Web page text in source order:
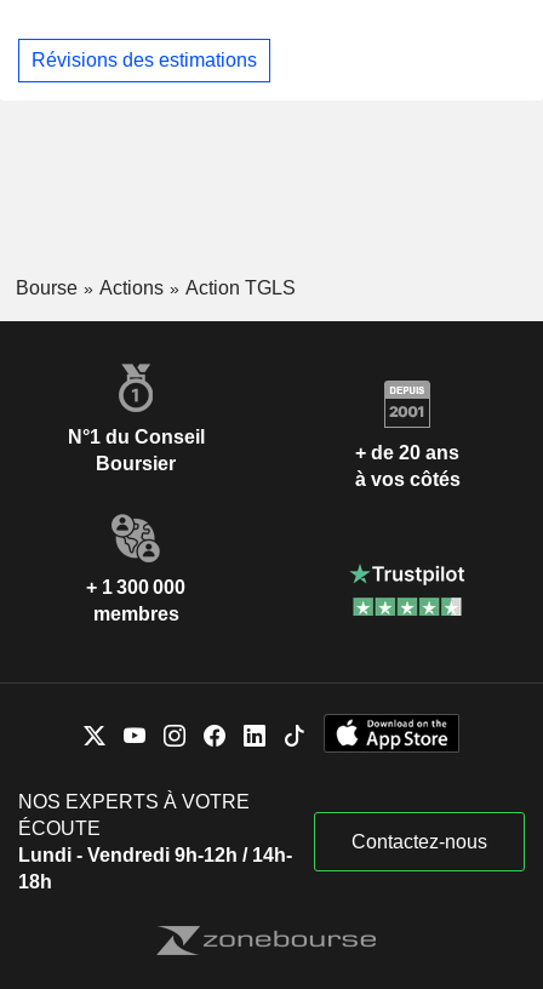
Révisions des estimations
Bourse Actions Action TGLS
N°1 du Conseil
Boursier
+ de 20 ans
à vos côtés
+ 1 300 000
membres
NOS EXPERTS À VOTRE
ÉCOUTE
Lundi - Vendredi 9h-12h / 14h-
18h
Contactez-nous